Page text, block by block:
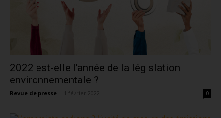
2022 est-elle l’année de la législation
environnementale ?
Revue de presse 1 février 2022 0